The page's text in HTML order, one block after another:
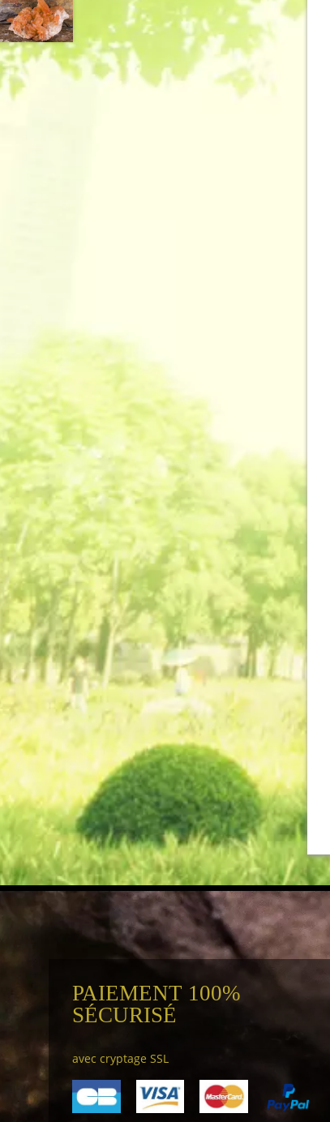
PAIEMENT 100%
SÉCURISÉ
avec cryptage SSL